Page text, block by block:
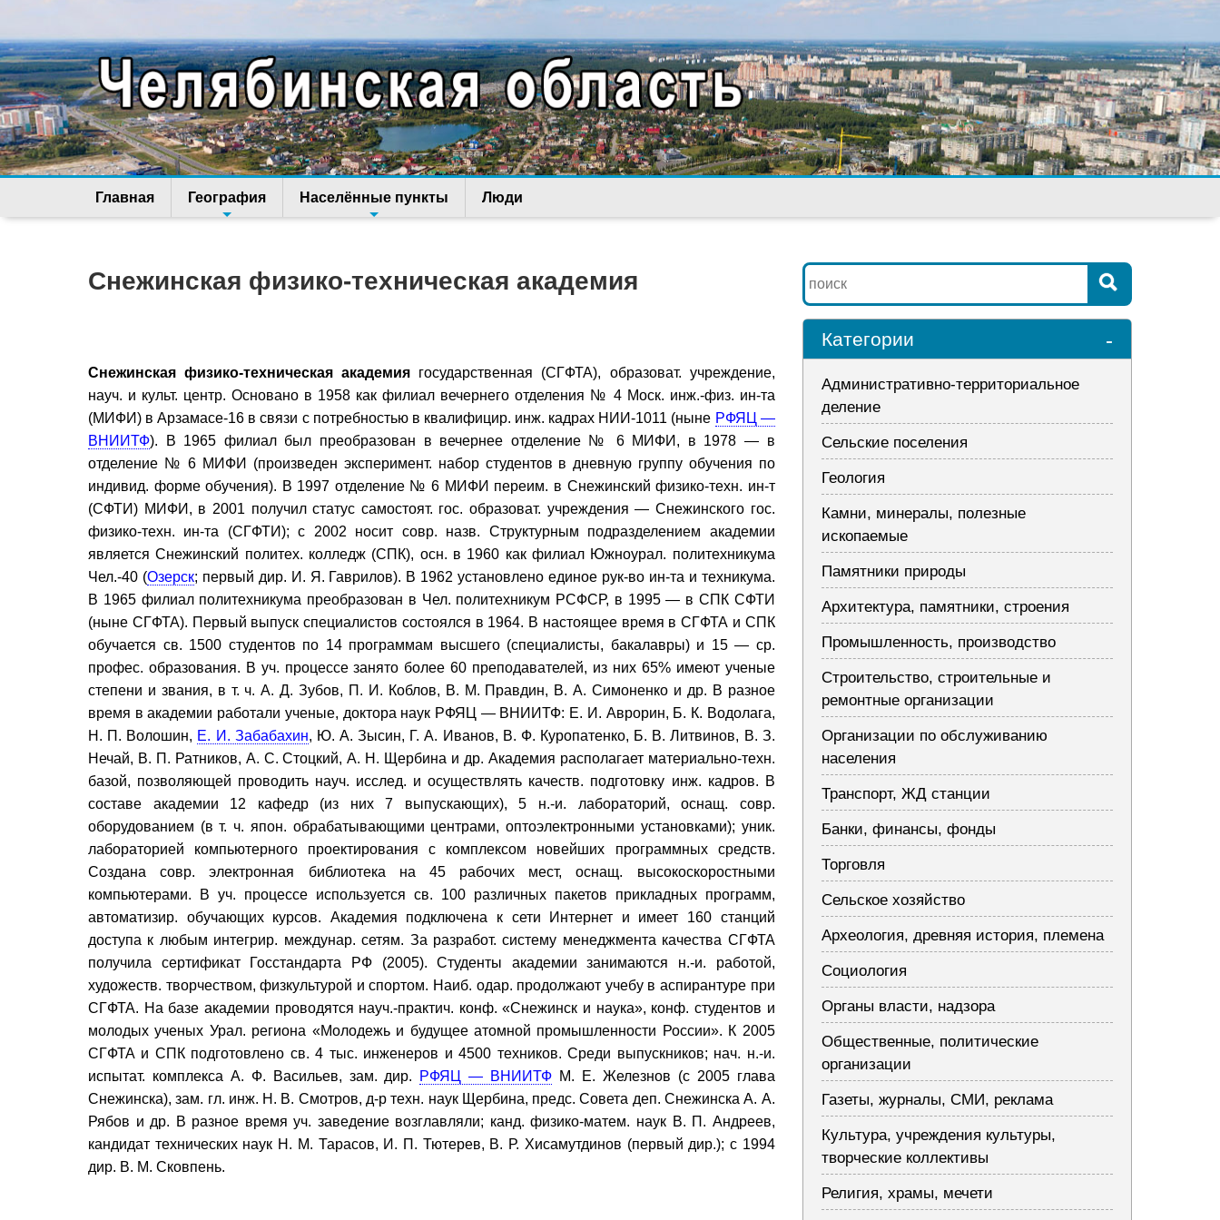
Главная География Населённые пункты Люди
Снежинская физико-техническая академия
Снежинская физико-техническая академия государственная (СГФТА), образоват. учреждение,
науч. и культ. центр. Основано в 1958 как филиал вечернего отделения № 4 Моск. инж.-физ. ин-та
(МИФИ) в Арзамасе-16 в связи с потребностью в квалифицир. инж. кадрах НИИ-1011 (ныне РФЯЦ —
ВНИИТФ). В 1965 филиал был преобразован в вечернее отделение № 6 МИФИ, в 1978 — в
отделение № 6 МИФИ (произведен эксперимент. набор студентов в дневную группу обучения по
индивид. форме обучения). В 1997 отделение № 6 МИФИ переим. в Снежинский физико-техн. ин-т
(СФТИ) МИФИ, в 2001 получил статус самостоят. гос. образоват. учреждения — Снежинского гос.
физико-техн. ин-та (СГФТИ); с 2002 носит совр. назв. Структурным подразделением академии
является Снежинский политех. колледж (СПК), осн. в 1960 как филиал Южноурал. политехникума
Чел.-40 (Озерск; первый дир. И. Я. Гаврилов). В 1962 установлено единое рук-во ин-та и техникума.
В 1965 филиал политехникума преобразован в Чел. политехникум РСФСР, в 1995 — в СПК СФТИ
(ныне СГФТА). Первый выпуск специалистов состоялся в 1964. В настоящее время в СГФТА и СПК
обучается св. 1500 студентов по 14 программам высшего (специалисты, бакалавры) и 15 — ср.
профес. образования. В уч. процессе занято более 60 преподавателей, из них 65% имеют ученые
степени и звания, в т. ч. А. Д. Зубов, П. И. Коблов, В. М. Правдин, В. А. Симоненко и др. В разное
время в академии работали ученые, доктора наук РФЯЦ — ВНИИТФ: Е. И. Аврорин, Б. К. Водолага,
Н. П. Волошин, Е. И. Забабахин, Ю. А. Зысин, Г. А. Иванов, В. Ф. Куропатенко, Б. В. Литвинов, В. З.
Нечай, В. П. Ратников, А. С. Стоцкий, А. Н. Щербина и др. Академия располагает материально-техн.
базой, позволяющей проводить науч. исслед. и осуществлять качеств. подготовку инж. кадров. В
составе академии 12 кафедр (из них 7 выпускающих), 5 н.-и. лабораторий, оснащ. совр.
оборудованием (в т. ч. япон. обрабатывающими центрами, оптоэлектронными установками); уник.
лабораторией компьютерного проектирования с комплексом новейших программных средств.
Создана совр. электронная библиотека на 45 рабочих мест, оснащ. высокоскоростными
компьютерами. В уч. процессе используется св. 100 различных пакетов прикладных программ,
автоматизир. обучающих курсов. Академия подключена к сети Интернет и имеет 160 станций
доступа к любым интегрир. междунар. сетям. За разработ. систему менеджмента качества СГФТА
получила сертификат Госстандарта РФ (2005). Студенты академии занимаются н.-и. работой,
художеств. творчеством, физкультурой и спортом. Наиб. одар. продолжают учебу в аспирантуре при
СГФТА. На базе академии проводятся науч.-практич. конф. «Снежинск и наука», конф. студентов и
молодых ученых Урал. региона «Молодежь и будущее атомной промышленности России». К 2005
СГФТА и СПК подготовлено св. 4 тыс. инженеров и 4500 техников. Среди выпускников; нач. н.-и.
испытат. комплекса А. Ф. Васильев, зам. дир. РФЯЦ — ВНИИТФ М. Е. Железнов (с 2005 глава
Снежинска), зам. гл. инж. Н. В. Смотров, д-р техн. наук Щербина, предс. Совета деп. Снежинска А. А.
Рябов и др. В разное время уч. заведение возглавляли; канд. физико-матем. наук В. П. Андреев,
кандидат технических наук Н. М. Тарасов, И. П. Тютерев, В. Р. Хисамутдинов (первый дир.); с 1994
дир. В. М. Сковпень.
Категории -
Административно-территориальное
деление
Сельские поселения
Геология
Камни, минералы, полезные
ископаемые
Памятники природы
Архитектура, памятники, строения
Промышленность, производство
Строительство, строительные и
ремонтные организации
Организации по обслуживанию
населения
Транспорт, ЖД станции
Банки, финансы, фонды
Торговля
Сельское хозяйство
Археология, древняя история, племена
Социология
Органы власти, надзора
Общественные, политические
организации
Газеты, журналы, СМИ, реклама
Культура, учреждения культуры,
творческие коллективы
Религия, храмы, мечети